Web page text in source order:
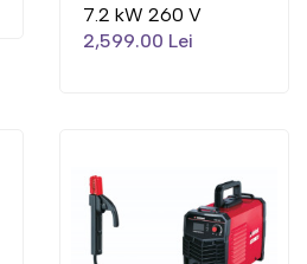
7.2 kW 260 V
2,599.00 Lei